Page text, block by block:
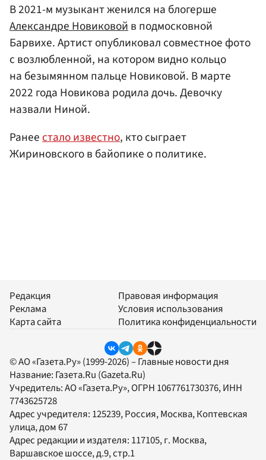
В 2021-м музыкант женился на блогерше
Александре Новиковойв подмосковной
Барвихе. Артист опубликовал совместное фото
с возлюбленной, на котором видно кольцо
на безымянном пальце Новиковой. В марте
2022 года Новикова родила дочь. Девочку
назвали Ниной.
Ранеестало известно, кто сыграет
Жириновского в байопике о политике.
Редакция
Реклама
Карта сайта
Правовая информация
Условия использования
Политика конфиденциальности
© АО «Газета.Ру» (1999-2026) – Главные новости дня
Название: Газета.Ru (Gazeta.Ru)
Учредитель:АО «Газета.Ру», ОГРН 1067761730376, ИНН
7743625728
Адрес учредителя: 125239, Россия, Москва, Коптевская
улица, дом 67
Адрес редакции и издателя: 117105, г. Москва,
Варшавское шоссе, д.9, стр.1